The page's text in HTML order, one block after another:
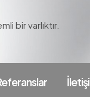
bir varlıktır.